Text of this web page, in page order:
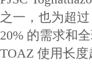
之一，也为超
20% 的需求和
TOAZ 使用长